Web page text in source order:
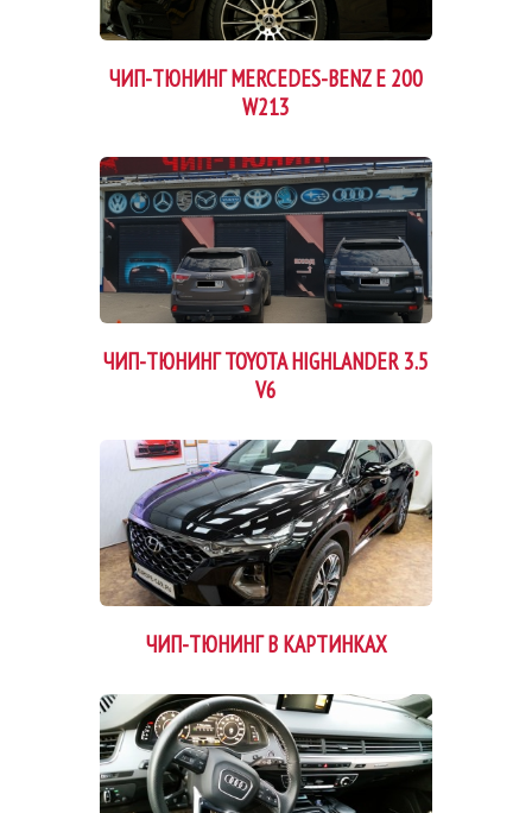
ЧИП-ТЮНИНГ MERCEDES-BENZ E 200
W213
ЧИП-ТЮНИНГ TOYOTA HIGHLANDER 3.5
V6
ЧИП-ТЮНИНГ В КАРТИНКАХ